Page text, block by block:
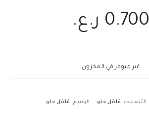
0.700 ر.ع.
غير متوفر في المخزون
التصنيف: فلفل حلو الوسم: فلفل حلو